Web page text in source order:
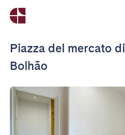
Piazza del mercato di
Bolhão